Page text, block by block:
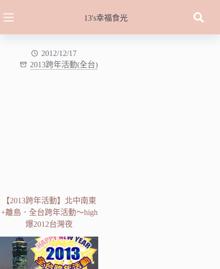
至
13's幸福食光
2012/12/17
2013跨年活動(全台)
【2013跨年活動】北中南東
+離島．全台跨年活動～high
爆2012台灣夜